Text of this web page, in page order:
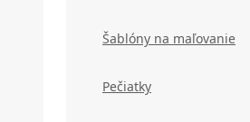
Šablóny na maľovanie
Pečiatky